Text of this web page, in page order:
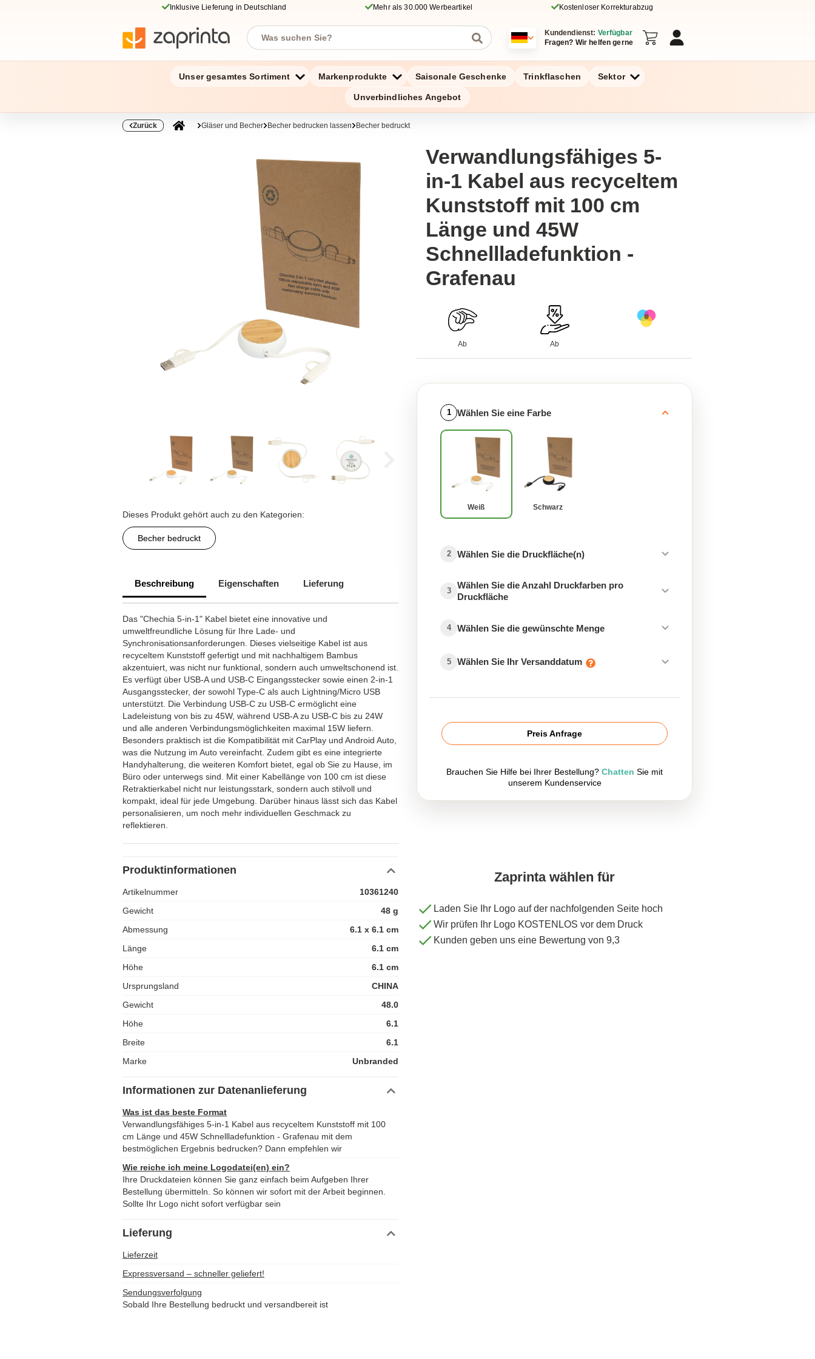
Inklusive Lieferung in Deutschland Mehr als 30.000 Werbeartikel Kostenloser Korrekturabzug
Kundendienst: Verfügbar
Fragen? Wir helfen gerne
Unser gesamtes Sortiment Markenprodukte Saisonale Geschenke Trinkflaschen Sektor
Unverbindliches Angebot
Zurück Gläser und Becher Becher bedrucken lassen Becher bedruckt
Dieses Produkt gehört auch zu den Kategorien:
Becher bedruckt
Beschreibung Eigenschaften Lieferung
Das "Chechia 5-in-1" Kabel bietet eine innovative und
umweltfreundliche Lösung für Ihre Lade- und
Synchronisationsanforderungen. Dieses vielseitige Kabel ist aus
recyceltem Kunststoff gefertigt und mit nachhaltigem Bambus
akzentuiert, was nicht nur funktional, sondern auch umweltschonend ist.
Es verfügt über USB-A und USB-C Eingangsstecker sowie einen 2-in-1
Ausgangsstecker, der sowohl Type-C als auch Lightning/Micro USB
unterstützt. Die Verbindung USB-C zu USB-C ermöglicht eine
Ladeleistung von bis zu 45W, während USB-A zu USB-C bis zu 24W
und alle anderen Verbindungsmöglichkeiten maximal 15W liefern.
Besonders praktisch ist die Kompatibilität mit CarPlay und Android Auto,
was die Nutzung im Auto vereinfacht. Zudem gibt es eine integrierte
Handyhalterung, die weiteren Komfort bietet, egal ob Sie zu Hause, im
Büro oder unterwegs sind. Mit einer Kabellänge von 100 cm ist diese
Retraktierkabel nicht nur leistungsstark, sondern auch stilvoll und
kompakt, ideal für jede Umgebung. Darüber hinaus lässt sich das Kabel
personalisieren, um noch mehr individuellen Geschmack zu
reflektieren.
Produktinformationen
Artikelnummer
10361240
Gewicht
48 g
Abmessung
6.1 x 6.1 cm
Länge
6.1 cm
Höhe
6.1 cm
Ursprungsland
CHINA
Gewicht
48.0
Höhe
6.1
Breite
6.1
Marke
Unbranded
Informationen zur Datenanlieferung
Was ist das beste Format
Verwandlungsfähiges 5-in-1 Kabel aus recyceltem Kunststoff mit 100
cm Länge und 45W Schnellladefunktion - Grafenau mit dem
bestmöglichen Ergebnis bedrucken? Dann empfehlen wir
Wie reiche ich meine Logodatei(en) ein?
Ihre Druckdateien können Sie ganz einfach beim Aufgeben Ihrer
Bestellung übermitteln. So können wir sofort mit der Arbeit beginnen.
Sollte Ihr Logo nicht sofort verfügbar sein
Lieferung
Lieferzeit
Expressversand – schneller geliefert!
Sendungsverfolgung
Sobald Ihre Bestellung bedruckt und versandbereit ist
Verwandlungsfähiges 5-
in-1 Kabel aus recyceltem
Kunststoff mit 100 cm
Länge und 45W
Schnellladefunktion -
Grafenau
Ab Ab
1 Wählen Sie eine Farbe
Weiß Schwarz
2 Wählen Sie die Druckfläche(n)
3
Wählen Sie die Anzahl Druckfarben pro
Druckfläche
4 Wählen Sie die gewünschte Menge
5 Wählen Sie Ihr Versanddatum
Preis Anfrage
Brauchen Sie Hilfe bei Ihrer Bestellung? Chatten Sie mit
unserem Kundenservice
Zaprinta wählen für
Laden Sie Ihr Logo auf der nachfolgenden Seite hoch
Wir prüfen Ihr Logo KOSTENLOS vor dem Druck
Kunden geben uns eine Bewertung von 9,3